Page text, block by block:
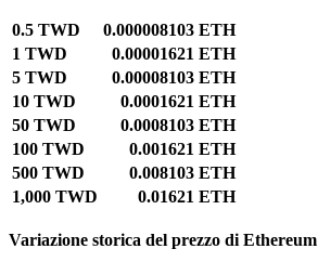
0.5 TWD
0.000008103 ETH
1 TWD
0.00001621 ETH
5 TWD
0.00008103 ETH
10 TWD
0.0001621 ETH
50 TWD
0.0008103 ETH
100 TWD
0.001621 ETH
500 TWD
0.008103 ETH
1,000 TWD
0.01621 ETH
Variazione storica del prezzo di Ethereum